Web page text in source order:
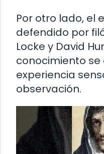
Por otro lado, el
defendido por
Locke y David
conocimiento se
experiencia
observación.